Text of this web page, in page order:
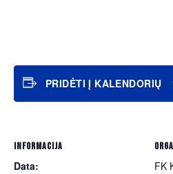
PRIDĖTI Į KALENDORIŲ
INFORMACIJA
Data:
FK